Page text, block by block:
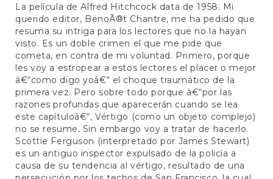
La película de Alfred Hitchcock data de 1958. Mi
querido editor, BenoÃ®t Chantre, me ha pedido que
resuma su intriga para los lectores que no la hayan
visto. Es un doble crimen el que me pide que
cometa, en contra de mi voluntad. Primero, porque
les voy a estropear a estos lectores el placer o mejor
â€“como digo yoâ€“ el choque traumático de la
primera vez. Pero sobre todo porque â€“por las
razones profundas que aparecerán cuando se lea
este capítuloâ€“, Vértigo (como un objeto complejo)
no se resume. Sin embargo voy a tratar de hacerlo.
Scottie Ferguson (interpretado por James Stewart)
es un antiguo inspector expulsado de la policía a
causa de su tendencia al vértigo, resultado de una